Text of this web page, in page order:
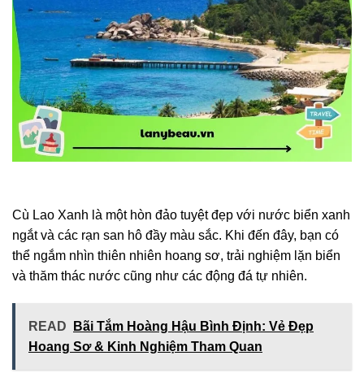
Cù Lao Xanh là một hòn đảo tuyệt đẹp với nước biển xanh
ngắt và các rạn san hô đầy màu sắc. Khi đến đây, bạn có
thể ngắm nhìn thiên nhiên hoang sơ, trải nghiệm lặn biển
và thăm thác nước cũng như các động đá tự nhiên.
READ
Bãi Tắm Hoàng Hậu Bình Định: Vẻ Đẹp
Hoang Sơ & Kinh Nghiệm Tham Quan